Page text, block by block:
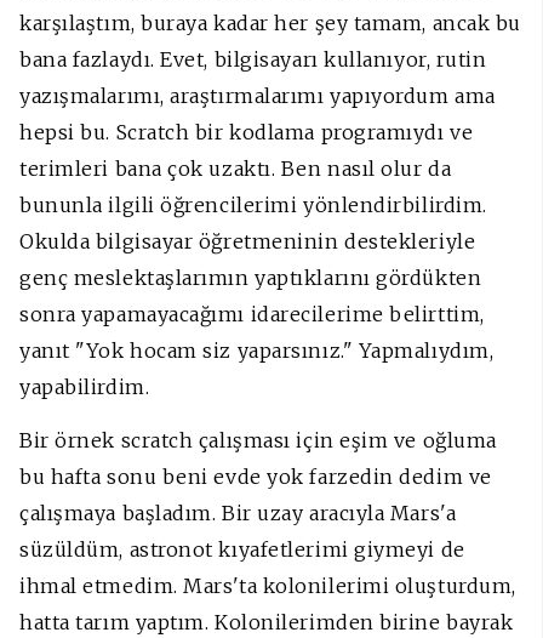
karşılaştım, buraya kadar her şey tamam, ancak bu
bana fazlaydı. Evet, bilgisayarı kullanıyor, rutin
yazışmalarımı, araştırmalarımı yapıyordum ama
hepsi bu. Scratch bir kodlama programıydı ve
terimleri bana çok uzaktı. Ben nasıl olur da
bununla ilgili öğrencilerimi yönlendirbilirdim.
Okulda bilgisayar öğretmeninin destekleriyle
genç meslektaşlarımın yaptıklarını gördükten
sonra yapamayacağımı idarecilerime belirttim,
yanıt "Yok hocam siz yaparsınız." Yapmalıydım,
yapabilirdim.
Bir örnek scratch çalışması için eşim ve oğluma
bu hafta sonu beni evde yok farzedin dedim ve
çalışmaya başladım. Bir uzay aracıyla Mars'a
süzüldüm, astronot kıyafetlerimi giymeyi de
ihmal etmedim. Mars'ta kolonilerimi oluşturdum,
hatta tarım yaptım. Kolonilerimden birine bayrak